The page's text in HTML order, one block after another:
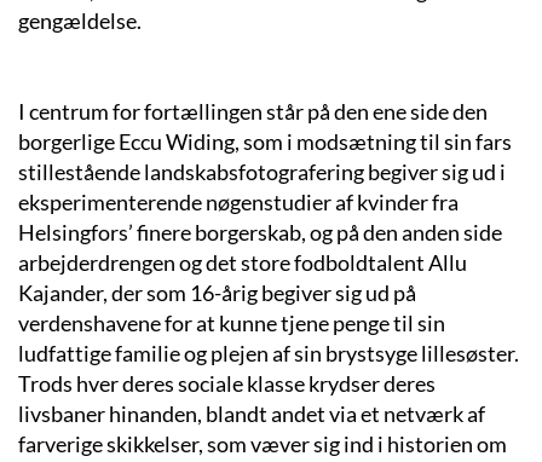
gengældelse.
I centrum for fortællingen står på den ene side den
borgerlige Eccu Widing, som i modsætning til sin fars
stillestående landskabsfotografering begiver sig ud i
eksperimenterende nøgenstudier af kvinder fra
Helsingfors’ finere borgerskab, og på den anden side
arbejderdrengen og det store fodboldtalent Allu
Kajander, der som 16-årig begiver sig ud på
verdenshavene for at kunne tjene penge til sin
ludfattige familie og plejen af sin brystsyge lillesøster.
Trods hver deres sociale klasse krydser deres
livsbaner hinanden, blandt andet via et netværk af
farverige skikkelser, som væver sig ind i historien om